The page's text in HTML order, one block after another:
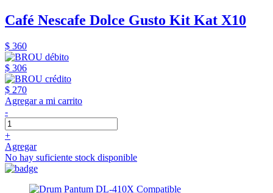
Café Nescafe Dolce Gusto Kit Kat X10
$ 360
$ 306
$ 270
Agregar a mi carrito
-
+
Agregar
No hay suficiente stock disponible